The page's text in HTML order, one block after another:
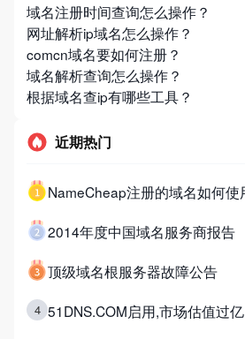
域名注册时间查询怎么操作？
网址解析ip域名怎么操作？
comcn域名要如何注册？
域名解析查询怎么操作？
根据域名查ip有哪些工具？
近期热门
2014年度中国域名服务商报告
顶级域名根服务器故障公告
4 51DNS.COM启用,市场估值过亿